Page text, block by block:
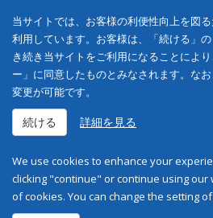
当サイトでは、お客様の利便性向上を図
利用しています。お客様は、「続ける」
き続き当サイトをご利用になることによ
ー」に同意したものとみなされます。な
変更が可能です。
続ける 詳細を見る
We use cookies to enhance your
clicking "continue" or continue using our
of cookies. You can change the setting